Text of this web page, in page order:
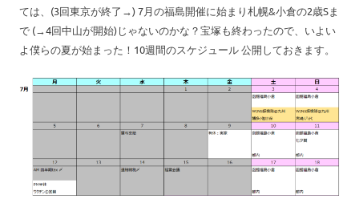
ては、(3回東京が終了→) 7月の福島開催に始まり札幌&小倉の2歳Sま
で (→4回中山が開始)じゃないのかな？宝塚も終わったので、いよい
よ僕らの夏が始まった！10週間のスケジュール 公開しておきます。